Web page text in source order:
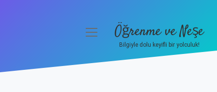
menüyüÖğrenme ve Neşe
Bilgiyle dolu keyifli bir yolculuk!